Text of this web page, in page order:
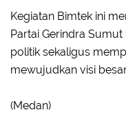
Kegiatan Bimtek ini
Partai Gerindra
politik sekaligus
mewujudkan visi
(Medan)